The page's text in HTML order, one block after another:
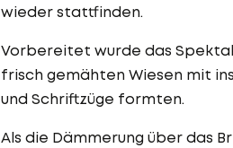
wieder stattfinden.
Vorbereitet wurde das
frisch gemähten Wiesen mit
und Schriftzüge formten.
Als die Dämmerung über das